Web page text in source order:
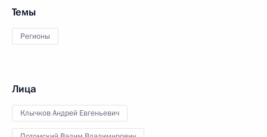
Темы
Регионы
Лица
Клычков Андрей Евгеньевич